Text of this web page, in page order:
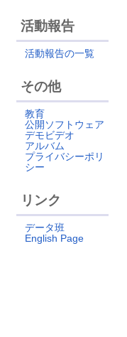
活動報告
活動報告の一覧
その他
教育
公開ソフトウェア
デモビデオ
アルバム
プライバシーポリ
シー
リンク
データ班
English Page